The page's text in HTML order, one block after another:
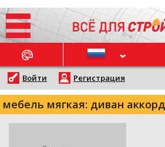
НОВОСТИ
Войти Регистрация
мебель мягкая: диван